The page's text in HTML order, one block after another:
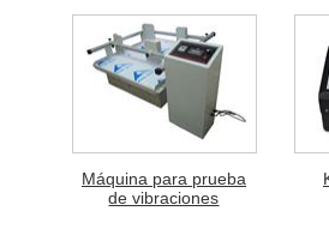
Máquina para prueba
de vibraciones